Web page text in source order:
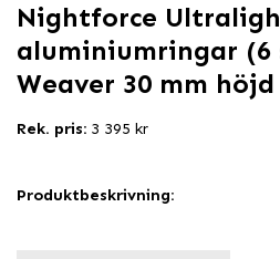
Nightforce
aluminiumringar (6
Weaver 30 mm höjd
Rek. pris: 3 395 kr
Produktbeskrivning: